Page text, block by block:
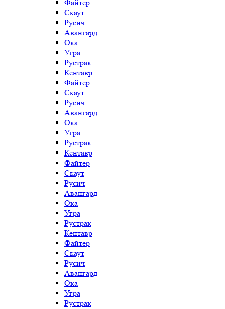
Файтер
Скаут
Русич
Авангард
Ока
Угра
Рустрак
Кентавр
Файтер
Скаут
Русич
Авангард
Ока
Угра
Рустрак
Кентавр
Файтер
Скаут
Русич
Авангард
Ока
Угра
Рустрак
Кентавр
Файтер
Скаут
Русич
Авангард
Ока
Угра
Рустрак